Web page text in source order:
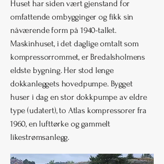
Huset har siden vært gjenstand for
omfattende ombygginger og fikk sin
nåværende form på 1940-tallet.
Maskinhuset, i det daglige omtalt som
kompressorrommet, er Bredalsholmens
eldste bygning. Her stod lenge
dokkanleggets hovedpumpe. Bygget
huser i dag en stor dokkpumpe av eldre
type (udatert), to Atlas kompressorer fra
1960, en lufttørke og gammelt
likestrømsanlegg.